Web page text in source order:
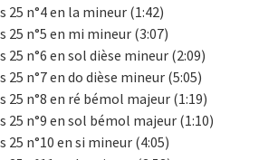
25 n°4 en la mineur (1:42)
25 n°5 en mi mineur (3:07)
25 n°6 en sol dièse mineur (2:09)
25 n°7 en do dièse mineur (5:05)
25 n°8 en ré bémol majeur (1:19)
25 n°9 en sol bémol majeur (1:10)
25 n°10 en si mineur (4:05)